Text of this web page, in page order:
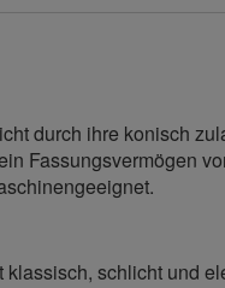
durch ihre konisch
Fassungsvermögen
schlicht und